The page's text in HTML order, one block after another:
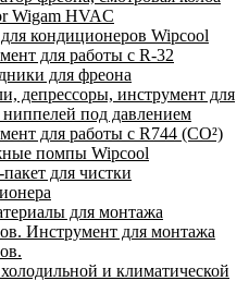
Wigam HVAC
кондиционеров Wipcool
для работы с R-32
для фреона
депрессоры, инструмент для
под давлением
для работы с R744 (CO²)
помпы Wipcool
для чистки
для монтажа
Инструмент для монтажа
и климатической